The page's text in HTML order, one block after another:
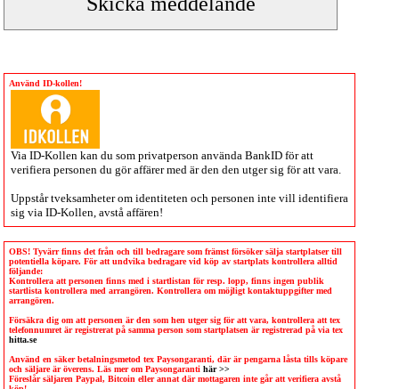
Använd ID-kollen!
Via ID-Kollen kan du som privatperson använda BankID för att
verifiera personen du gör affärer med är den den utger sig för att vara.
Uppstår tveksamheter om identiteten och personen inte vill identifiera
sig via ID-Kollen , avstå affären!
OBS! Tyvärr finns det från och till bedragare som främst försöker sälja startplatser till
potentiella köpare. För att undvika bedragare vid köp av startplats kontrollera alltid
följande:
Kontrollera att personen finns med i startlistan för resp. lopp, finns ingen publik
startlista kontrollera med arrangören. Kontrollera om möjligt kontaktuppgifter med
arrangören.
Försäkra dig om att personen är den som hen utger sig för att vara, kontrollera att tex
telefonnumret är registrerat på samma person som startplatsen är registrerad på via tex
hitta.se
Använd en säker betalningsmetod tex Paysongaranti, där är pengarna låsta tills köpare
och säljare är överens. Läs mer om Paysongaranti här >>
Föreslår säljaren Paypal, Bitcoin eller annat där mottagaren inte går att verifiera avstå